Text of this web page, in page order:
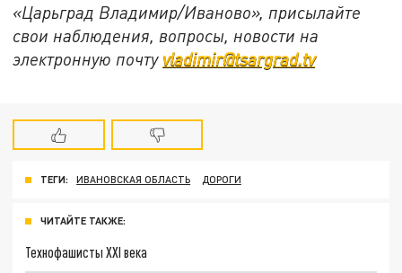
«Царьград Владимир/Иваново», присылайте
свои наблюдения, вопросы, новости на
электронную почту vladimir@tsargrad.tv
ТЕГИ: ИВАНОВСКАЯ ОБЛАСТЬ ДОРОГИ
ЧИТАЙТЕ ТАКЖЕ:
Технофашисты XXI века